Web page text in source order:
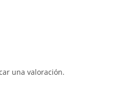
una valoración.